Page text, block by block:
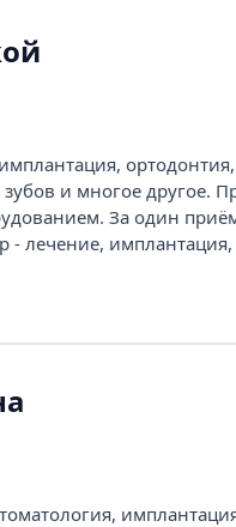
и многое другое.
За один
- лечение,